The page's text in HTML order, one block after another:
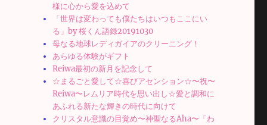
様に心から愛を込めて
「世界は変わっても僕たちはいつもここにい
る」by 桜くん語録20191030
母なる地球レディガイアのクリーニング！
あらゆる体験がギフト
Reiwa最初の新月を記念して
☆まるごと愛して☆喜びアセンション☆〜祝〜
Reiwa〜レムリア時代を思い出し☆愛と調和に
あふれる新たな輝きの時代に向けて
クリスタル意識の目覚め〜神聖なるAha〜「わ